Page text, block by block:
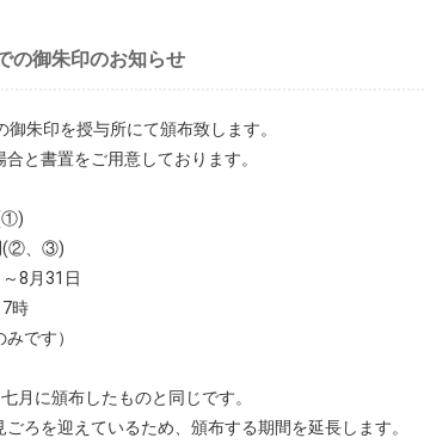
の御朱印のお知らせ
御朱印を授与所にて頒布致します。
と書置をご用意しております。
(②、③)
8月31日
時
です）
月に頒布したものと同じです。
ろを迎えているため、頒布する期間を延長します。